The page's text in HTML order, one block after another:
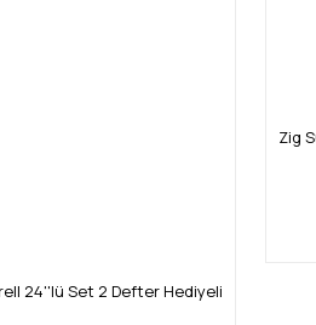
24''lü Set 2 Defter Hediyeli
Zig